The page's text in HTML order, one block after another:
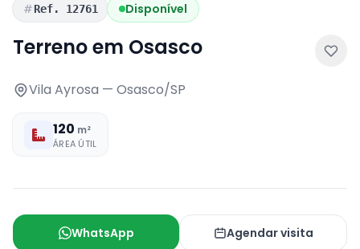
Ref. 12761 Disponível
Terreno em Osasco
Vila Ayrosa — Osasco/SP
120 m²
ÁREA ÚTIL
WhatsApp Agendar visita